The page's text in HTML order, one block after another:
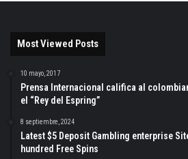
Most Viewed Posts
10 mayo, 2017
Prensa Internacional califica al
el “Rey del Espring”
8 septiembre, 2024
Latest $5 Deposit Gambling enterprise
hundred Free Spins